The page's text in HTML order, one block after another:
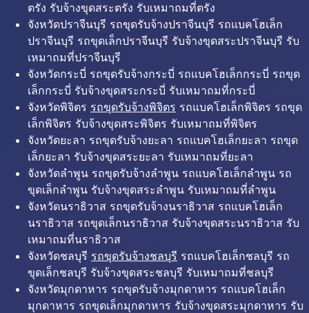
ตรัง รับจ้างขุดสระตรัง รับเหมาถมที่ตรัง
จังหวัดปราจีนบุรี รถขุดรับจ้างปราจีนบุรี รถแบคโฮเล็ก
ปราจีนบุรี รถขุดเล็กปราจีนบุรี รับจ้างขุดสระปราจีนบุรี รับ
เหมาถมที่ปราจีนบุรี
จังหวัดกระบี่ รถขุดรับจ้างกระบี่ รถแบคโฮเล็กกระบี่ รถขุด
เล็กกระบี่ รับจ้างขุดสระกระบี่ รับเหมาถมที่กระบี่
จังหวัดพิจิตร รถขุดรับจ้างพิจิตร รถแบคโฮเล็กพิจิตร รถขุด
เล็กพิจิตร รับจ้างขุดสระพิจิตร รับเหมาถมที่พิจิตร
จังหวัดยะลา รถขุดรับจ้างยะลา รถแบคโฮเล็กยะลา รถขุด
เล็กยะลา รับจ้างขุดสระยะลา รับเหมาถมที่ยะลา
จังหวัดลำพูน รถขุดรับจ้างลำพูน รถแบคโฮเล็กลำพูน รถ
ขุดเล็กลำพูน รับจ้างขุดสระลำพูน รับเหมาถมที่ลำพูน
จังหวัดนราธิวาส รถขุดรับจ้างนราธิวาส รถแบคโฮเล็ก
นราธิวาส รถขุดเล็กนราธิวาส รับจ้างขุดสระนราธิวาส รับ
เหมาถมที่นราธิวาส
จังหวัดชลบุรี รถขุดรับจ้างชลบุรี รถแบคโฮเล็กชลบุรี รถ
ขุดเล็กชลบุรี รับจ้างขุดสระชลบุรี รับเหมาถมที่ชลบุรี
จังหวัดมุกดาหาร รถขุดรับจ้างมุกดาหาร รถแบคโฮเล็ก
มุกดาหาร รถขุดเล็กมุกดาหาร รับจ้างขุดสระมุกดาหาร รับ